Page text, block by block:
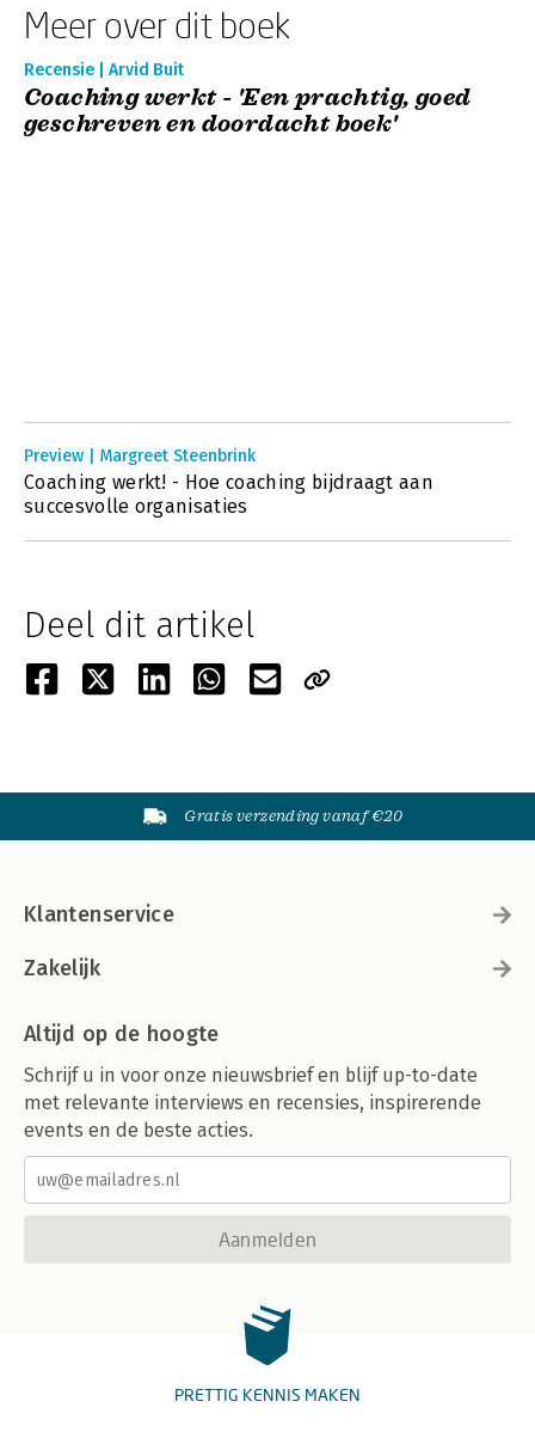
Meer over dit boek
Recensie | Arvid Buit
Coaching werkt - 'Een prachtig, goed
geschreven en doordacht boek'
Preview | Margreet Steenbrink
Coaching werkt! - Hoe coaching bijdraagt aan
succesvolle organisaties
Deel dit artikel
Gratis verzending vanaf €20
Klantenservice
Zakelijk
Altijd op de hoogte
Schrijf u in voor onze nieuwsbrief en blijf up-to-date
met relevante interviews en recensies, inspirerende
events en de beste acties.
Aanmelden
PRETTIG KENNIS MAKEN